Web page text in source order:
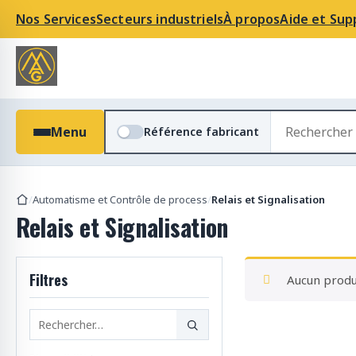
Nos ServicesSecteurs industrielsÀ proposAide et
Menu Référence fabricant
c
e
c
d
s
/Automatisme et Contrôle de process/Relais et Signalisation
Relais et Signalisation
Filtres Aucun